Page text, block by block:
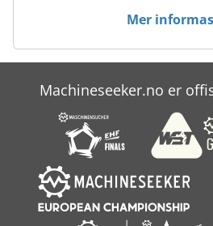
Mer
Machineseeker.no er